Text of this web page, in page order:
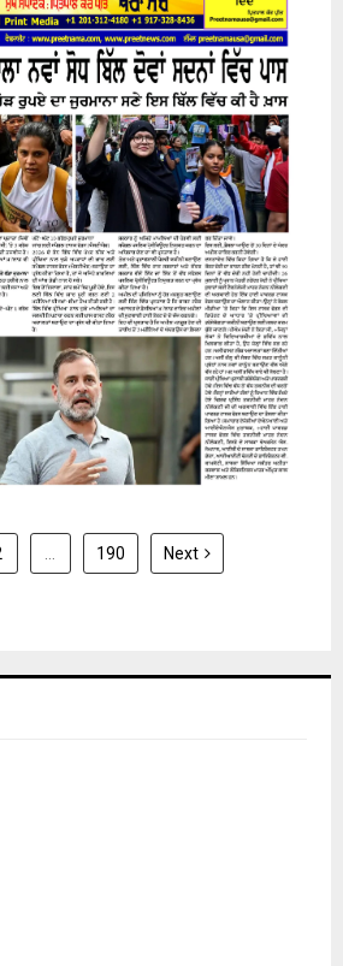
July 2026
… 190 Next